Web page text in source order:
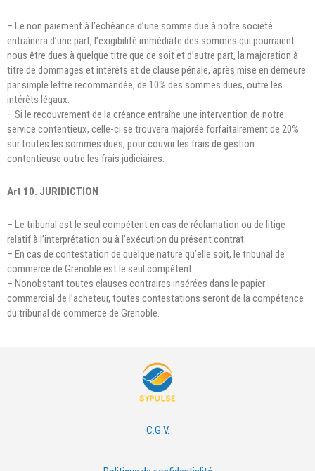
– Le non paiement à l’échéance d’une somme due à notre société
entraînera d’une part, l’exigibilité immédiate des sommes qui pourraient
nous être dues à quelque titre que ce soit et d’autre part, la majoration à
titre de dommages et intérêts et de clause pénale, après mise en demeure
par simple lettre recommandée, de 10% des sommes dues, outre les
intérêts légaux.
– Si le recouvrement de la créance entraîne une intervention de notre
service contentieux, celle-ci se trouvera majorée forfaitairement de 20%
sur toutes les sommes dues, pour couvrir les frais de gestion
contentieuse outre les frais judiciaires.
Art 10. JURIDICTION
– Le tribunal est le seul compétent en cas de réclamation ou de litige
relatif à l’interprétation ou à l’exécution du présent contrat.
– En cas de contestation de quelque nature qu’elle soit, le tribunal de
commerce de Grenoble est le seul compétent.
– Nonobstant toutes clauses contraires insérées dans le papier
commercial de l’acheteur, toutes contestations seront de la compétence
du tribunal de commerce de Grenoble.
C.G.V.